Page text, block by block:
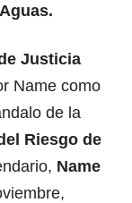
Justicia
Name como
de la
Riesgo de
Name